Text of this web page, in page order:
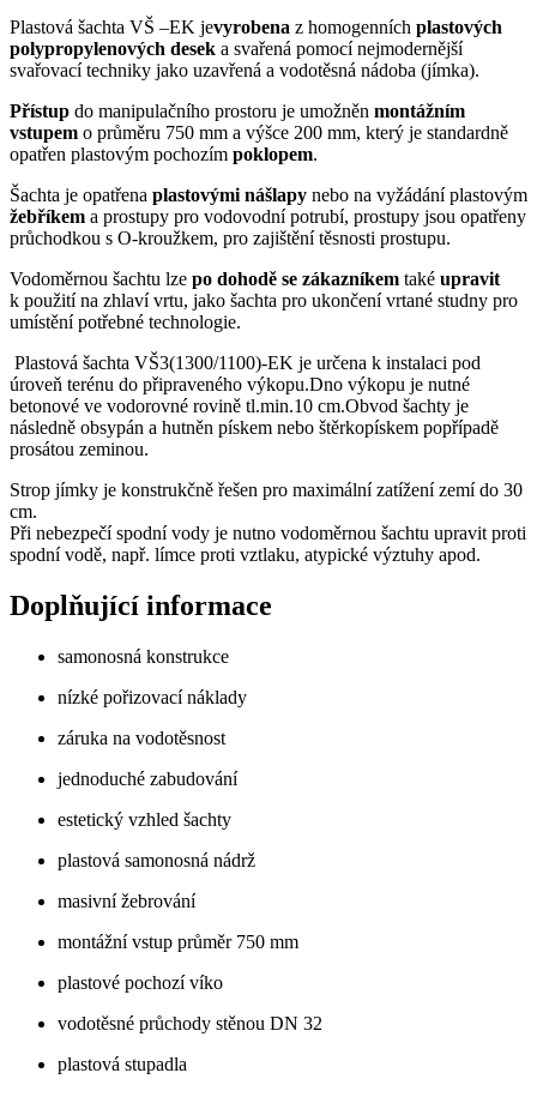
Plastová šachta VŠ –EK jevyrobena z homogenních plastových
polypropylenových desek a svařená pomocí nejmodernější
svařovací techniky jako uzavřená a vodotěsná nádoba (jímka).
Přístup do manipulačního prostoru je umožněn montážním
vstupem o průměru 750 mm a výšce 200 mm, který je standardně
opatřen plastovým pochozím poklopem.
Šachta je opatřena plastovými nášlapy nebo na vyžádání plastovým
žebříkem a prostupy pro vodovodní potrubí, prostupy jsou opatřeny
průchodkou s O-kroužkem, pro zajištění těsnosti prostupu.
Vodoměrnou šachtu lze po dohodě se zákazníkem také upravit
k použití na zhlaví vrtu, jako šachta pro ukončení vrtané studny pro
umístění potřebné technologie.
Plastová šachta VŠ3(1300/1100)-EK je určena k instalaci pod
úroveň terénu do připraveného výkopu.Dno výkopu je nutné
betonové ve vodorovné rovině tl.min.10 cm.Obvod šachty je
následně obsypán a hutněn pískem nebo štěrkopískem popřípadě
prosátou zeminou.
Strop jímky je konstrukčně řešen pro maximální zatížení zemí do 30
cm.
Při nebezpečí spodní vody je nutno vodoměrnou šachtu upravit proti
spodní vodě, např. límce proti vztlaku, atypické výztuhy apod.
Doplňující informace
samonosná konstrukce
nízké pořizovací náklady
záruka na vodotěsnost
jednoduché zabudování
estetický vzhled šachty
plastová samonosná nádrž
masivní žebrování
montážní vstup průměr 750 mm
plastové pochozí víko
vodotěsné průchody stěnou DN 32
plastová stupadla